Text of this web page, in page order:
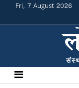
Fri, 7 August 2026